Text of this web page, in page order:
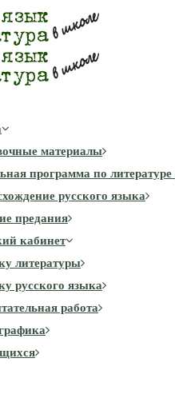
материалы
программа по литературе
русского языка
предания
кабинет
литературы
русского языка
работа